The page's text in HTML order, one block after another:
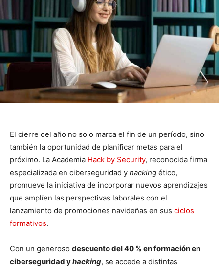
El cierre del año no solo marca el fin de un período, sino
también la oportunidad de planificar metas para el
próximo. La Academia Hack by Security, reconocida firma
especializada en ciberseguridad y hacking ético,
promueve la iniciativa de incorporar nuevos aprendizajes
que amplíen las perspectivas laborales con el
lanzamiento de promociones navideñas en sus ciclos
formativos.
Con un generoso descuento del 40 % en formación en
ciberseguridad yhacking, se accede a distintas